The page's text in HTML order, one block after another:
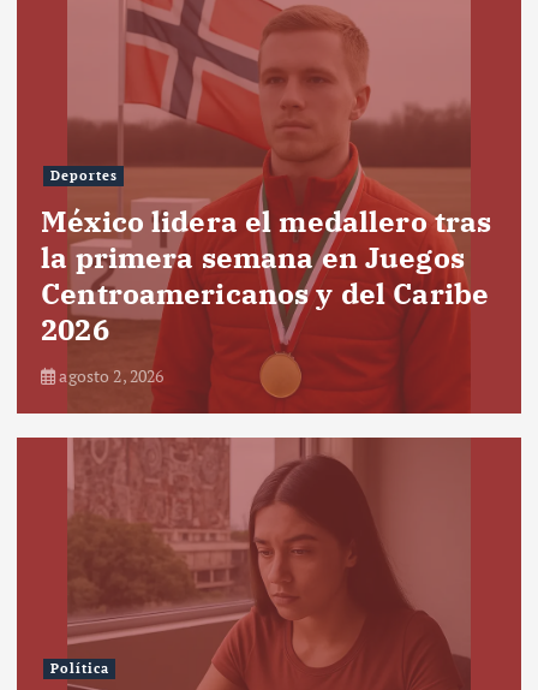
Deportes
México lidera el medallero tras
la primera semana en Juegos
Centroamericanos y del Caribe
2026
agosto 2, 2026
Política